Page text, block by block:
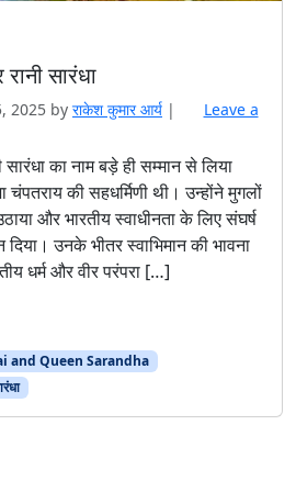
सारंधा
2025 by राकेश कुमार आर्य |
Leave a
सारंधा का नाम बड़े ही सम्मान से लिया
चंपतराय की सहधर्मिणी थी। उन्होंने मुगलों
और भारतीय स्वाधीनता के लिए संघर्ष
उनके भीतर स्वाभिमान की भावना
धर्म और वीर परंपरा […]
and Queen Sarandha